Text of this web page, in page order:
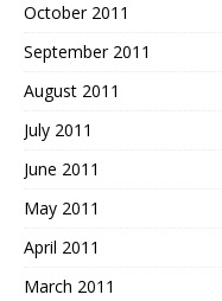
October 2011
September 2011
August 2011
July 2011
June 2011
May 2011
April 2011
March 2011